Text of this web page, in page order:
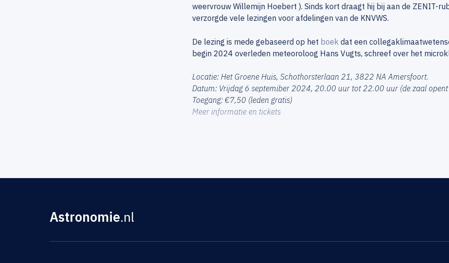
weervrouw Willemijn Hoebert ). Sinds kort draagt hij bij aan de ZENIT-
verzorgde vele lezingen voor afdelingen van de KNVWS.
De lezing is mede gebaseerd op het boekdat een
begin 2024 overleden meteoroloog Hans Vugts, schreef over het
Locatie: Het Groene Huis, Schothorsterlaan 21, 3822 NA Amersfoort.
Datum: Vrijdag 6 septemiber 2024, 20.00 uur tot 22.00 uur (de zaal
Toegang: €7,50 (leden gratis)
Meer informatie en tickets
Astronomie.nl